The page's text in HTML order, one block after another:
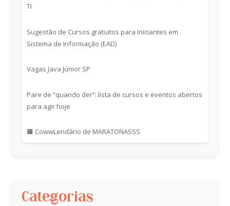
TI
Sugestão de Cursos gratuitos para Iniciantes em
Sistema de Informação (EAD)
Vagas Java Júnior SP
Pare de “quando der”: lista de cursos e eventos abertos
para agir hoje
🟧 CowwLendário de MARATONASSS
Categorias